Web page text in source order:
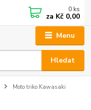
Menu
Hledat
0 ks
za Kč 0,00
Moto triko Kawasaki